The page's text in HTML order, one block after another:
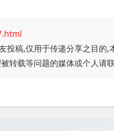
投稿,仅用于传递分享之目的
转载等问题的媒体或个人请